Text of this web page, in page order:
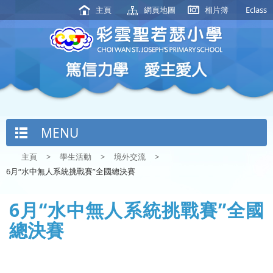
主頁 網頁地圖 相片簿 Eclass
MENU
主頁 > 學生活動 > 境外交流
>
6月“水中無人系統挑戰賽”全國總決賽
6月“水中無人系統挑戰賽”全國
總決賽